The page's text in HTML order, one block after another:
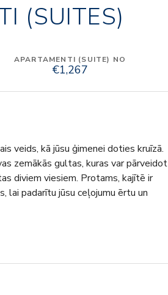
(SUITES)
APARTAMENTI (SUITE) NO
€1,267
veids, kā jūsu ģimenei doties kruīzā.
zemākās gultas, kuras var pārveidot
diviem viesiem. Protams, kajītē ir
lai padarītu jūsu ceļojumu ērtu un